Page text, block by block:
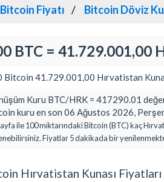
Bitcoin Fiyatı Bitcoin Döviz
BTC = 41.729.001,00
Bitcoin 41.729.001,00 Hırvatistan
Kuru BTC/HRK = 417290.01
kuru en son 06 Ağustos 2026,
ile 100 miktarındaki Bitcoin (BTC) kaç
Fiyatlar 5 dakikada bir
Hırvatistan Kunası